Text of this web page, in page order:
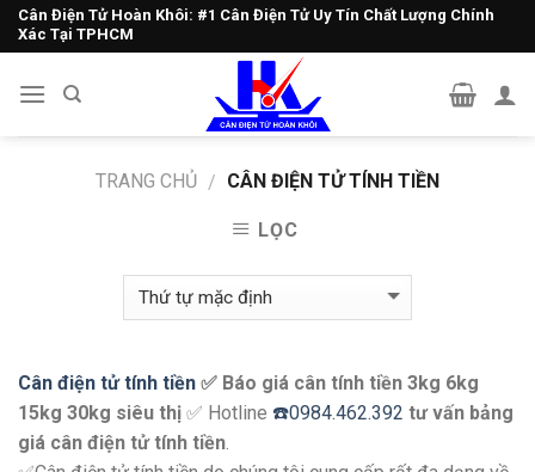
Skip
Cân Điện Tử Hoàn Khôi: #1 Cân Điện Tử Uy Tín Chất Lượng Chính
Xác Tại TPHCM
TRANG CHỦ / CÂN ĐIỆN TỬ TÍNH TIỀN
LỌC
Cân điện tử tính tiền ✅ Báo giá cân tính tiền 3kg 6kg
15kg 30kg siêu thị ✅ Hotline ☎️0984.462.392 tư vấn bảng
giá cân điện tử tính tiền.